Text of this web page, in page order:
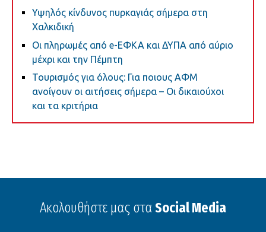
Υψηλός κίνδυνος πυρκαγιάς σήμερα στη
Χαλκιδική
Οι πληρωμές από e-ΕΦΚΑ και ΔΥΠΑ από αύριο
μέχρι και την Πέμπτη
Τουρισμός για όλους: Για ποιους ΑΦΜ
ανοίγουν οι αιτήσεις σήμερα – Οι δικαιούχοι
και τα κριτήρια
Ακολουθήστε μας στα Social Media